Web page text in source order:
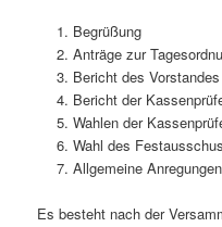
Begrüßung
Anträge zur
Bericht des
Bericht der
Wahlen der
Wahl des
Allgemeine
Es besteht nach der